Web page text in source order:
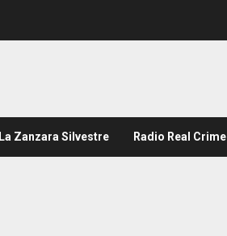
La Zanzara Silvestre Radio Real Crime